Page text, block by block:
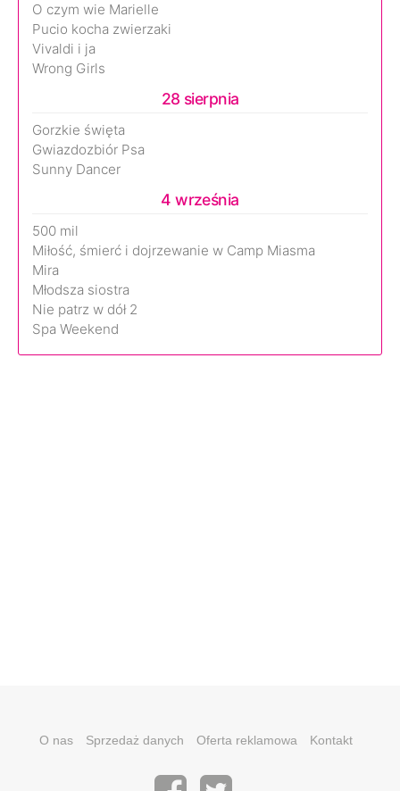
O czym wie Marielle
Pucio kocha zwierzaki
Vivaldi i ja
Wrong Girls
28 sierpnia
Gorzkie święta
Gwiazdozbiór Psa
Sunny Dancer
4 września
500 mil
Miłość, śmierć i dojrzewanie w Camp Miasma
Mira
Młodsza siostra
Nie patrz w dół 2
Spa Weekend
O nas Sprzedaż danych Oferta reklamowa Kontakt